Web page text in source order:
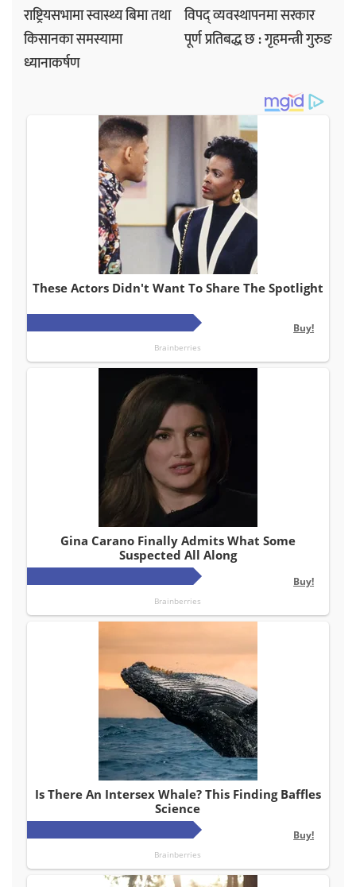
राष्ट्रियसभामा स्वास्थ्य बिमा तथा
किसानका समस्यामा
ध्यानाकर्षण
विपद् व्यवस्थापनमा सरकार
पूर्ण प्रतिबद्ध छ : गृहमन्त्री गुरुङ